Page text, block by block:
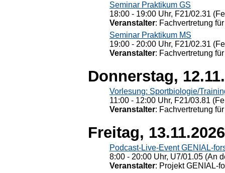
Seminar Praktikum GS
18:00 - 19:00 Uhr, F21/02.31
Veranstalter: Fachvertretung
Seminar Praktikum MS
19:00 - 20:00 Uhr, F21/02.31
Veranstalter: Fachvertretung
Donnerstag,
Vorlesung: Sportbiologie/
11:00 - 12:00 Uhr, F21/03.81
Veranstalter: Fachvertretung
Freitag, 13.11.2026
Podcast-Live-Event GENIAL-
8:00 - 20:00 Uhr, U7/01.05 (An
Veranstalter: Projekt GENIAL-